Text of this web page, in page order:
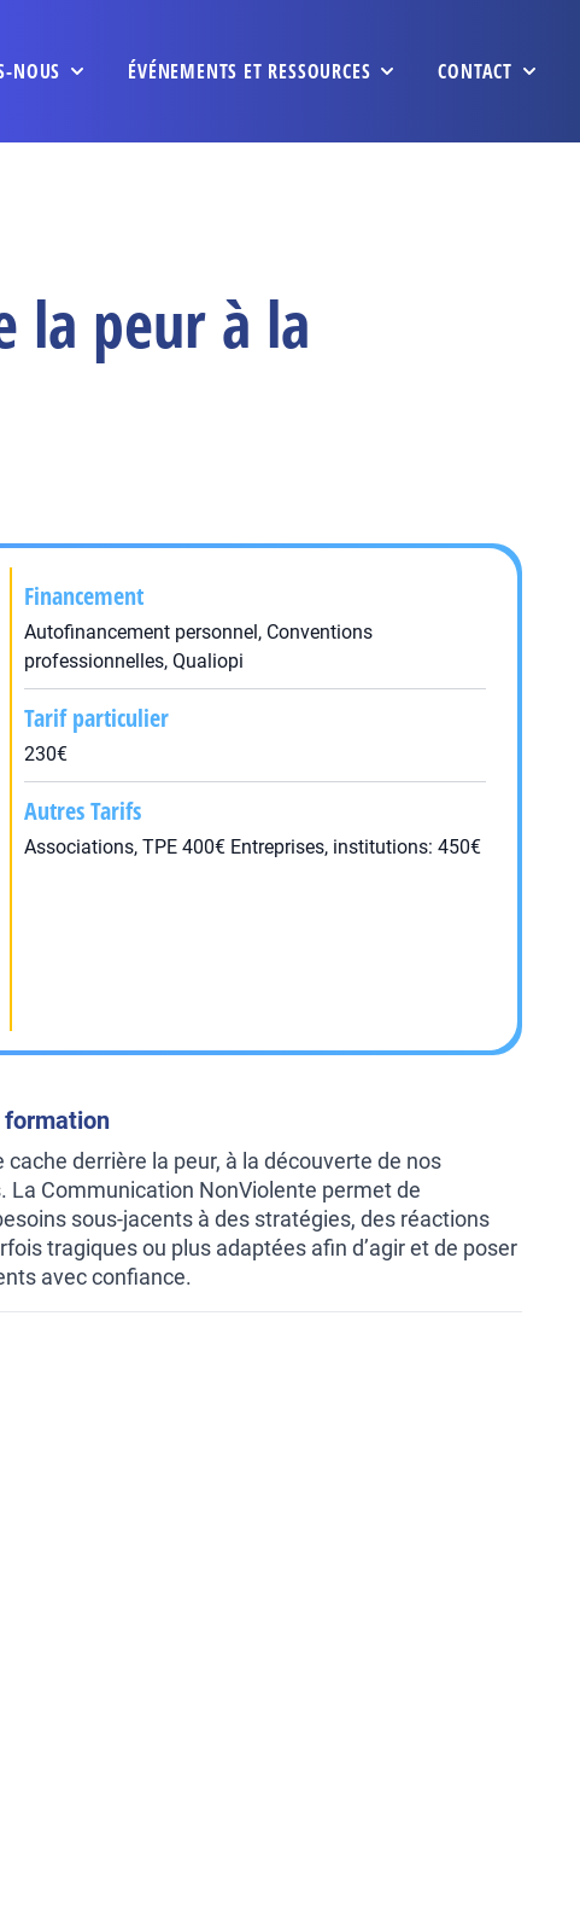
NOUS ÉVÉNEMENTS ET RESSOURCES CONTACT
la peur à la
Financement
Autofinancement personnel, Conventions
professionnelles, Qualiopi
Tarif particulier
230€
Autres Tarifs
Associations, TPE 400€ Entreprises, institutions: 450€
formation
cache derrière la peur, à la découverte de nos
La Communication NonViolente permet de
sous-jacents à des stratégies, des réactions
tragiques ou plus adaptées afin d’agir et de poser
avec confiance.